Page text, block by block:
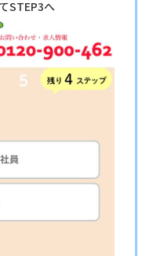
STEP3へ